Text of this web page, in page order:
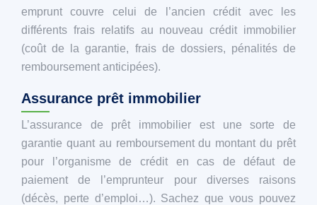
emprunt couvre celui de l’ancien crédit avec les
différents frais relatifs au nouveau crédit immobilier
(coût de la garantie, frais de dossiers, pénalités de
remboursement anticipées).
Assurance prêt immobilier
L’assurance de prêt immobilier est une sorte de
garantie quant au remboursement du montant du prêt
pour l’organisme de crédit en cas de défaut de
paiement de l’emprunteur pour diverses raisons
(décès, perte d’emploi…). Sachez que vous pouvez